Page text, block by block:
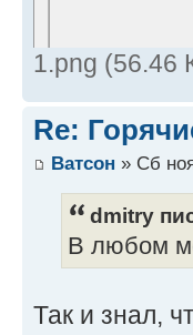
1.png (56.46
Re:
Ватсон » Сб
dmitry
В любом
Так и знал,